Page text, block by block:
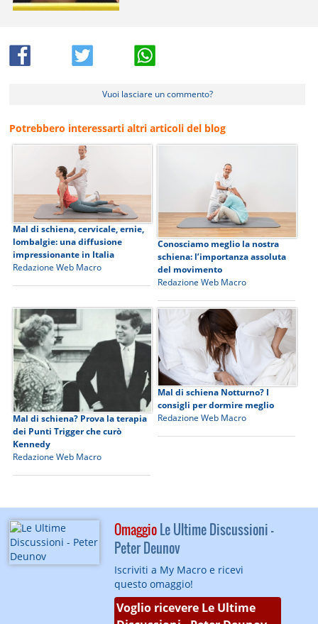
Vuoi lasciare un commento?
Potrebbero interessarti altri articoli del blog
Mal di schiena, cervicale, ernie,
lombalgie: una diffusione
impressionante in Italia
Redazione Web Macro
Conosciamo meglio la nostra
schiena: l’importanza assoluta
del movimento
Redazione Web Macro
Mal di schiena? Prova la terapia
dei Punti Trigger che curò
Kennedy
Redazione Web Macro
Mal di schiena Notturno? I
consigli per dormire meglio
Redazione Web Macro
OmaggioLe Ultime Discussioni -
Peter Deunov
Iscriviti a My Macro e ricevi
questo omaggio!
Voglio ricevere Le Ultime